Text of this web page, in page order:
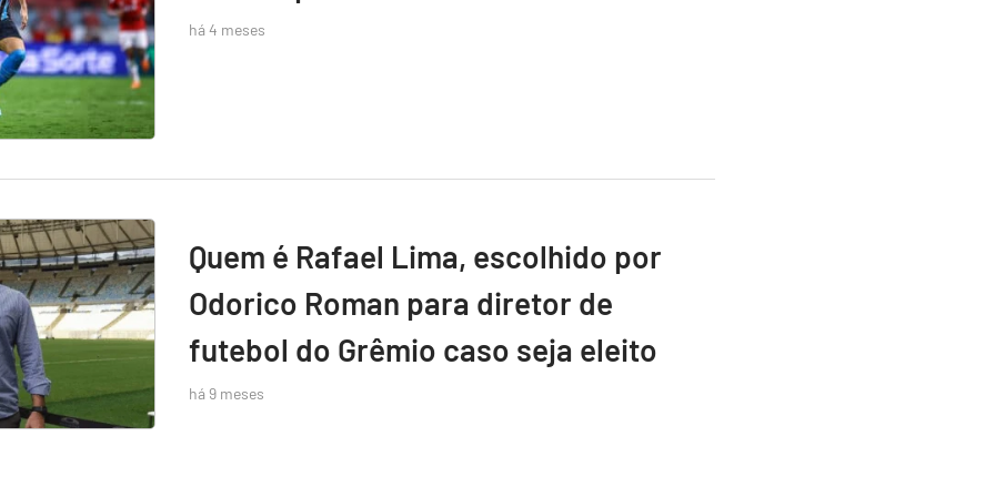
há 4 meses
Quem é Rafael Lima, escolhido por
Odorico Roman para diretor de
futebol do Grêmio caso seja eleito
há 9 meses